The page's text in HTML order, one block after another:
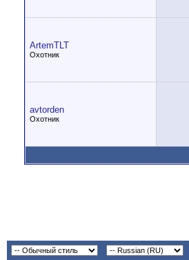
ArtemTLT
Охотник
avtorden
Охотник